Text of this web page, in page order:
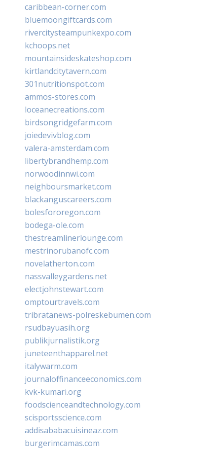
caribbean-corner.com
bluemoongiftcards.com
rivercitysteampunkexpo.com
kchoops.net
mountainsideskateshop.com
kirtlandcitytavern.com
301nutritionspot.com
ammos-stores.com
loceanecreations.com
birdsongridgefarm.com
joiedevivblog.com
valera-amsterdam.com
libertybrandhemp.com
norwoodinnwi.com
neighboursmarket.com
blackanguscareers.com
bolesfororegon.com
bodega-ole.com
thestreamlinerlounge.com
mestrinorubanofc.com
novelatherton.com
nassvalleygardens.net
electjohnstewart.com
omptourtravels.com
tribratanews-polreskebumen.com
rsudbayuasih.org
publikjurnalistik.org
juneteenthapparel.net
italywarm.com
journaloffinanceeconomics.com
kvk-kumari.org
foodscienceandtechnology.com
scisportsscience.com
addisababacuisineaz.com
burgerimcamas.com